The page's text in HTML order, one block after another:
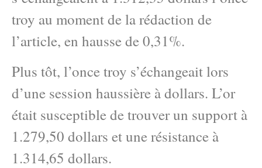
troy au moment de la rédaction de
l’article, en hausse de 0,31%.
Plus tôt, l’once troy s’échangeait lors
d’une session haussière à dollars. L’or
était susceptible de trouver un support à
1.279,50 dollars et une résistance à
1.314,65 dollars.